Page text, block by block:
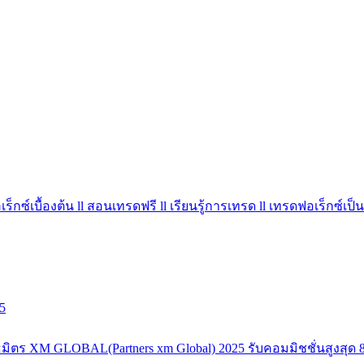
เร็กซ์เบื้องต้น ll สอนเทรดฟรี ll เรียนรู้การเทรด ll เทรดฟอเร็กซ์เป็
XM GLOBAL(Partners xm Global) 2025 รับคอมมิชชั่นสูงสุด